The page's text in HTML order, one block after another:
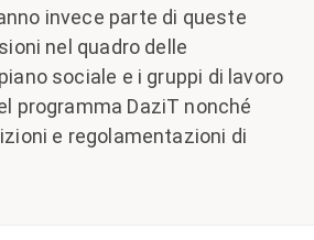
invece parte di queste
nel quadro delle
sociale e i gruppi di lavoro
programma DaziT nonché
e regolamentazioni di